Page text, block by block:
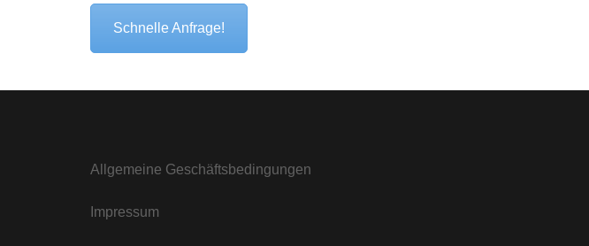
Schnelle Anfrage!
Allgemeine Geschäftsbedingungen
Impressum